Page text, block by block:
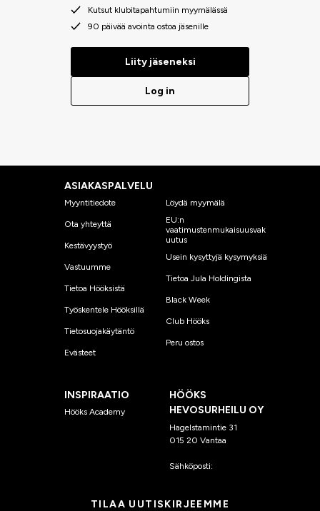
Kutsut klubitapahtumiin myymälässä
90 päivää avointa ostoa jäsenille
Liity jäseneksi
Log in
ASIAKASPALVELU
Myyntitiedote
Ota yhteyttä
Kestävyystyö
Vastuumme
Tietoa Hööksistä
Työskentele Hööksillä
Tietosuojakäytäntö
Evästeet
Löydä myymälä
EU:n
vaatimustenmukaisuusvak
uutus
Usein kysyttyjä kysymyksiä
Tietoa Jula Holdingista
Black Week
Club Hööks
Peru ostos
INSPIRAATIO
Hööks Academy
HÖÖKS
HEVOSURHEILU OY
Hagelstamintie 31
015 20 Vantaa
Sähköposti:
TILAA UUTISKIRJEEMME